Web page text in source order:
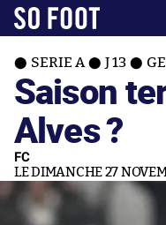
SERIE A J 13
Saison
Alves ?
FC
LE DIMANCHE 27